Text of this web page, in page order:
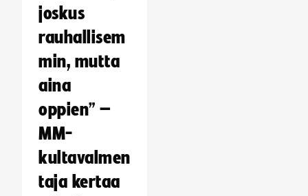
joskus
rauhallisem
min, mutta
aina
oppien” –
MM-
kultavalmen
taja kertaa